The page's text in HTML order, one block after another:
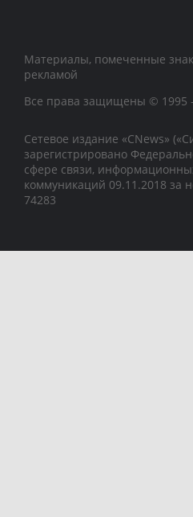
Материалы, помеченные
рекламой
Все права защищены © 1995
Сетевое издание «CNews»
зарегистрировано
сфере связи,
коммуникаций 09.11.2018
74283